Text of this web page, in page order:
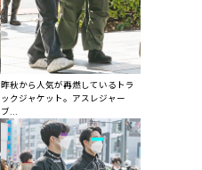
昨秋から人気が再燃しているトラ
ックジャケット。アスレジャー
ブ...